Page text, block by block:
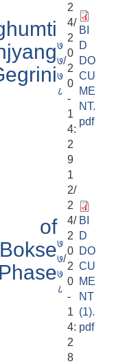
७
७/
७
८
2
4/
2
0
2
0
-
1
4:
2
9
BI
D
DO
CU
ME
NT.
pdf
of
७
७/
७
८
1
2/
2
4/
2
0
2
0
-
1
4:
2
8
BI
D
DO
CU
ME
NT
(1).
pdf